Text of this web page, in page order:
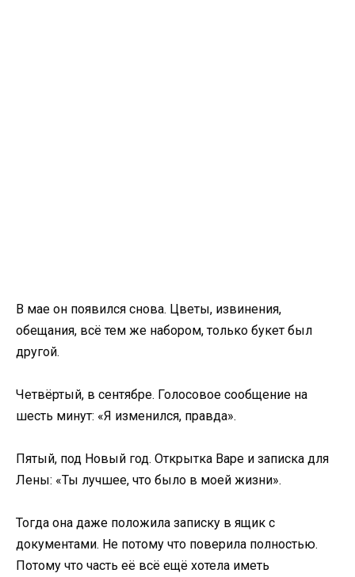
В мае он появился снова. Цветы, извинения,
обещания, всё тем же набором, только букет был
другой.
Четвёртый, в сентябре. Голосовое сообщение на
шесть минут: «Я изменился, правда».
Пятый, под Новый год. Открытка Варе и записка для
Лены: «Ты лучшее, что было в моей жизни».
Тогда она даже положила записку в ящик с
документами. Не потому что поверила полностью.
Потому что часть её всё ещё хотела иметь